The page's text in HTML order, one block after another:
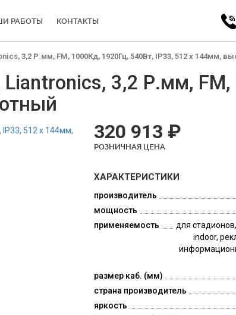
РАБОТЫ КОНТАКТЫ
3,2 Р.мм, FM, 1000Кд, 1920Гц, 540Вт, IP33, 512 x 144мм,
3,2 Р.мм,
320 913 ₽
РОЗНИЧНАЯ ЦЕНА
ХАРАКТЕРИСТИКИ
производитель
мощность
применяемость
для
indoor,
размер каб. (мм)
страна производитель
яркость